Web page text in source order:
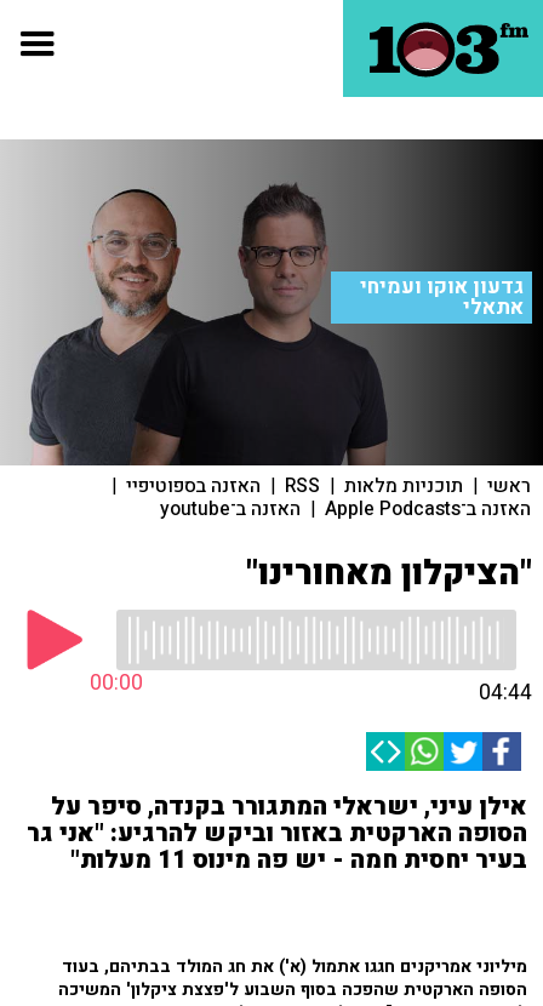
גדעון אוקו ועמיחי
אתאלי
ראשי | תוכניות מלאות |
RSS
| האזנה בספוטיפיי |
האזנה ב־Apple Podcasts | האזנה ב־youtube
"הציקלון מאחורינו"
00:00 04:44
אילן עיני, ישראלי המתגורר בקנדה, סיפר על
הסופה הארקטית באזור וביקש להרגיע: "אני גר
בעיר יחסית חמה - יש פה מינוס 11 מעלות"
מיליוני אמריקנים חגגו אתמול (א') את חג המולד בבתיהם, בעוד
הסופה הארקטית שהפכה בסוף השבוע ל'פצצת ציקלון' המשיכה